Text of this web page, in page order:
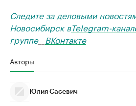
Следите за деловыми
Новосибирск вTelegram-
группе__ ВКонтакте
Авторы
Юлия Сасевич